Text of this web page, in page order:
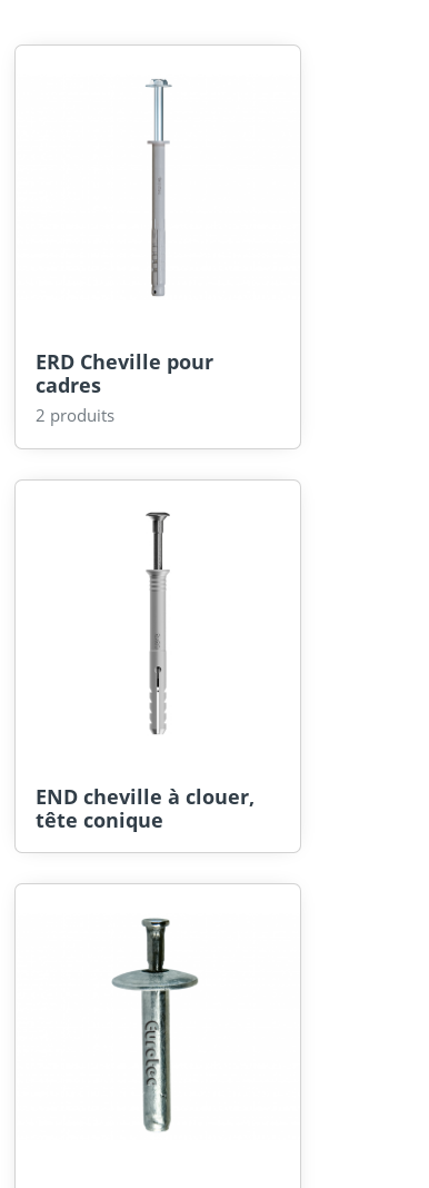
ERD Cheville pour
cadres
2 produits
END cheville à clouer,
tête conique